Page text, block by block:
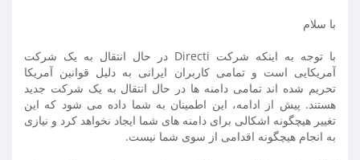
با سلام
با توجه به اینکه شرکت Directi در حال انتقال به یک شرکت
آمریکایی است و تمامی کاربران ایرانی به دلیل قوانین آمریکا
تحریم شده اند تمامی دامنه ها در حال انتقال به یک شرکت جدید
هستند. پیش از ادامه، این اطمینان به شما داده می شود که این
تغییر هیچگونه اشکالی برای دامنه های شما ایجاد نخواهد کرد و نیازی
به انجام هیچگونه اقدامی از سوی شما نیست.